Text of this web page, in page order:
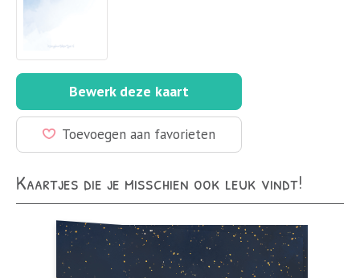
Bewerk deze kaart
Toevoegen aan favorieten
Kaartjes die je misschien ook leuk vindt!